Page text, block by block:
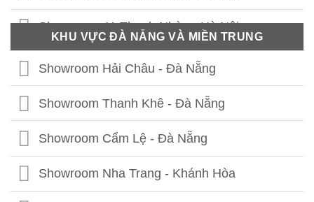
Showroom 41 Thanh Nhàn - Hà Nội
Showroom Thái Thịnh - Hà Nội
Showroom Lê Chân - Hải Phòng
Showroom Hạ Long - Quảng Ninh
Showroom Bắc Ninh
KHU VỰC ĐÀ NẴNG VÀ MIỀN TRUNG
Showroom Hải Châu - Đà Nẵng
Showroom Thanh Khê - Đà Nẵng
Showroom Cẩm Lệ - Đà Nẵng
Showroom Nha Trang - Khánh Hòa